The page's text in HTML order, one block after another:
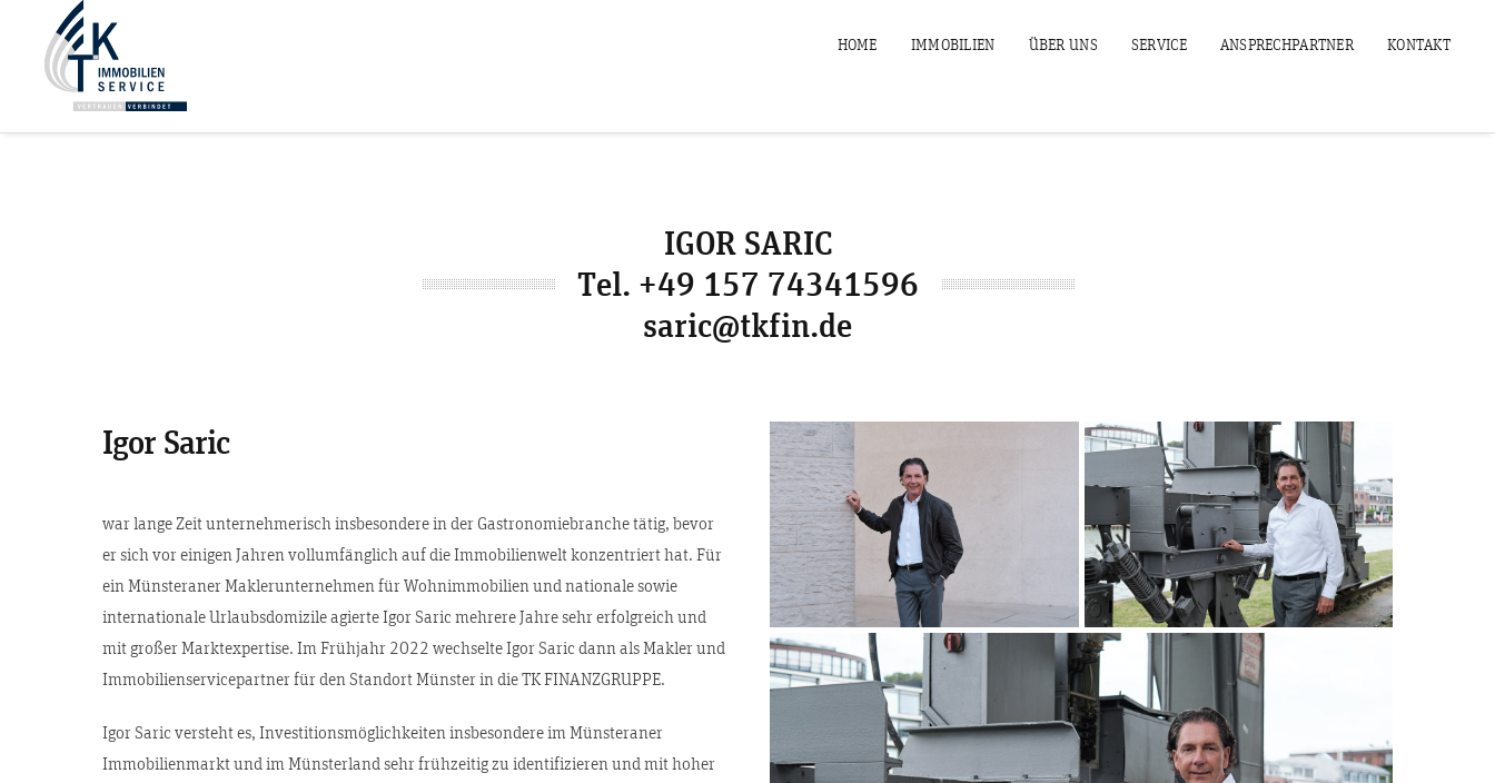
HOME IMMOBILIEN ÜBER UNS SERVICE ANSPRECHPARTNER KONTAKT
IGOR SARIC
Tel. +49 157 74341596
saric@tkfin.de
Igor Saric
war lange Zeit unternehmerisch insbesondere in der Gastronomiebranche tätig, bevor
er sich vor einigen Jahren vollumfänglich auf die Immobilienwelt konzentriert hat. Für
ein Münsteraner Maklerunternehmen für Wohnimmobilien und nationale sowie
internationale Urlaubsdomizile agierte Igor Saric mehrere Jahre sehr erfolgreich und
mit großer Marktexpertise. Im Frühjahr 2022 wechselte Igor Saric dann als Makler und
Immobilienservicepartner für den Standort Münster in die TK FINANZGRUPPE.
Igor Saric versteht es, Investitionsmöglichkeiten insbesondere im Münsteraner
Immobilienmarkt und im Münsterland sehr frühzeitig zu identifizieren und mit hoher